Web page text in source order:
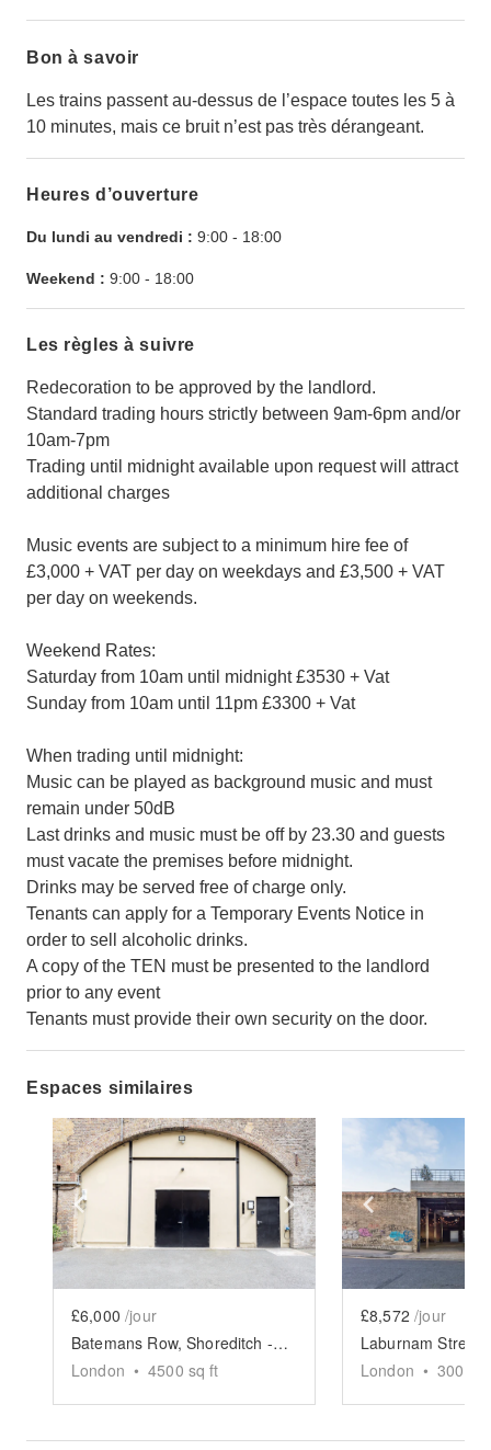
Bon à savoir
Les trains passent au-dessus de l’espace toutes les 5 à
10 minutes, mais ce bruit n’est pas très dérangeant.
Heures d’ouverture
Du lundi au vendredi : 9:00 - 18:00
Weekend : 9:00 - 18:00
Les règles à suivre
Redecoration to be approved by the landlord.
Standard trading hours strictly between 9am-6pm and/or
10am-7pm
Trading until midnight available upon request will attract
additional charges
Music events are subject to a minimum hire fee of
£3,000 + VAT per day on weekdays and £3,500 + VAT
per day on weekends.
Weekend Rates:
Saturday from 10am until midnight £3530 + Vat
Sunday from 10am until 11pm £3300 + Vat
When trading until midnight:
Music can be played as background music and must
remain under 50dB
Last drinks and music must be off by 23.30 and guests
must vacate the premises before midnight.
Drinks may be served free of charge only.
Tenants can apply for a Temporary Events Notice in
order to sell alcoholic drinks.
A copy of the TEN must be presented to the landlord
prior to any event
Tenants must provide their own security on the door.
Espaces similaires
Show previous slide Show next slide
£6,000 /jour
Batemans Row, Shoreditch - The Experiential Arches
London • 4500 sq ft
Show
£8,572 /jour
London • 3000